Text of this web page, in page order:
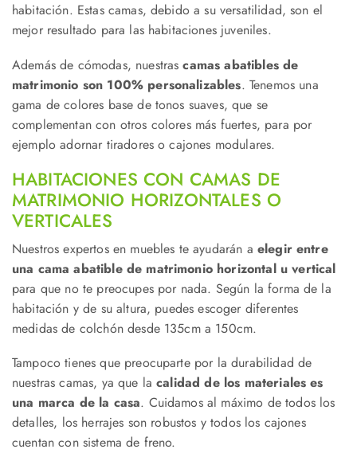
habitación. Estas camas, debido a su versatilidad, son el
mejor resultado para las habitaciones juveniles.
Además de cómodas, nuestrascamas abatibles de
matrimonio son 100% personalizables. Tenemos una
gama de colores base de tonos suaves, que se
complementan con otros colores más fuertes, para por
ejemplo adornar tiradores o cajones modulares.
HABITACIONES CON CAMAS DE
MATRIMONIO HORIZONTALES O
VERTICALES
Nuestros expertos en muebles te ayudarán a elegir entre
una cama abatible de matrimonio horizontal u vertical
para que no te preocupes por nada. Según la forma de la
habitación y de su altura, puedes escoger diferentes
medidas de colchón desde 135cm a 150cm.
Tampoco tienes que preocuparte por la durabilidad de
nuestras camas, ya que lacalidad de los materiales es
una marca de la casa. Cuidamos al máximo de todos los
detalles, los herrajes son robustos y todos los cajones
cuentan con sistema de freno.